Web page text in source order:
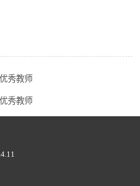
秀教师
秀教师
4. 11